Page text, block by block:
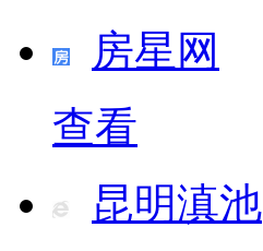
房星网
查看
昆明滇池